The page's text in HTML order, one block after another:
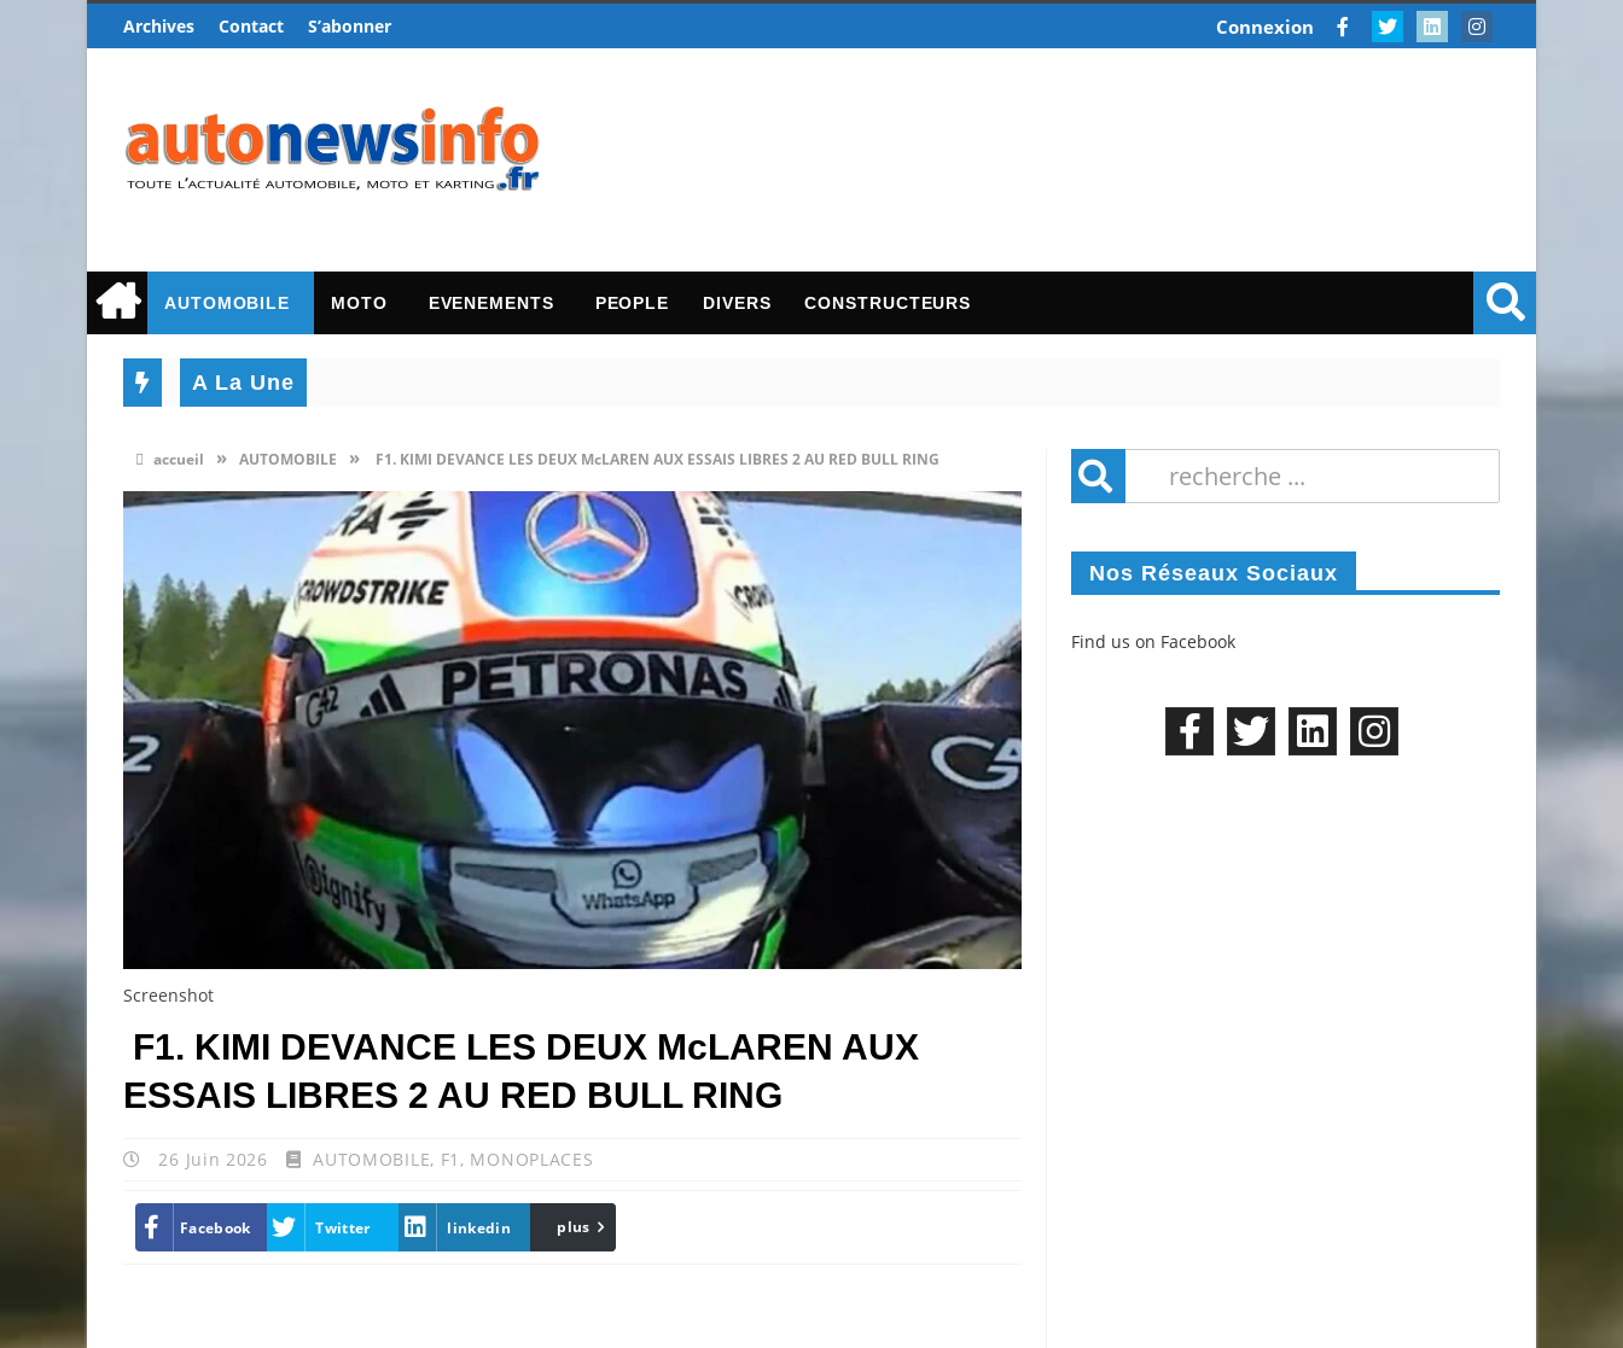
Archives Contact S’abonner Connexion
AUTOMOBILE MOTO EVENEMENTS PEOPLE DIVERS CONSTRUCTEURS
A La Une
accueil » AUTOMOBILE » F1. KIMI DEVANCE LES DEUX McLAREN AUX ESSAIS LIBRES 2 AU RED BULL RING
Screenshot
F1. KIMI DEVANCE LES DEUX McLAREN AUX
ESSAIS LIBRES 2 AU RED BULL RING
26 Juin 2026 AUTOMOBILE, F1 , MONOPLACES
Facebook Twitter linkedin Email
plus
Nos Réseaux Sociaux
Find us on Facebook